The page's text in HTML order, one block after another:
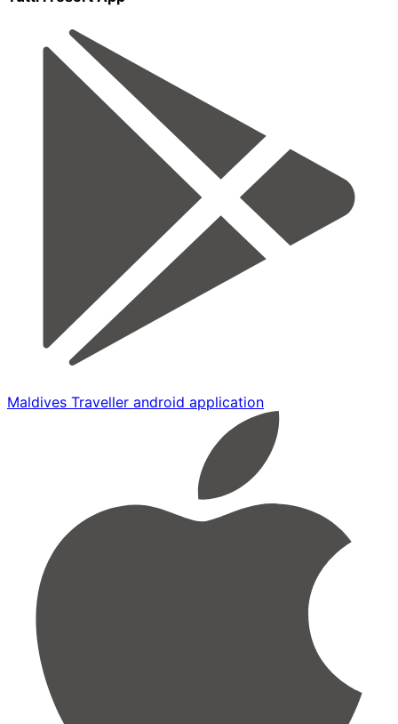
Maldives Traveller android application